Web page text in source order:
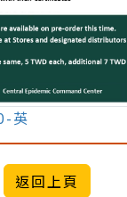
英